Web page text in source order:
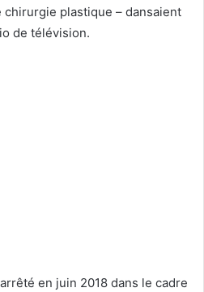
plastique – dansaient
de télévision.
en juin 2018 dans le cadre